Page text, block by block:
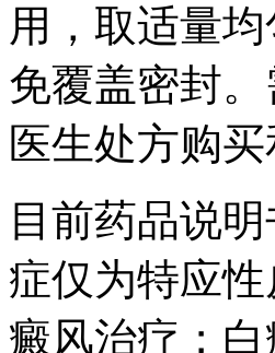
用，取适量
免覆盖密封
医生处方购买
目前药品说
症仅为特应
癜风治疗；